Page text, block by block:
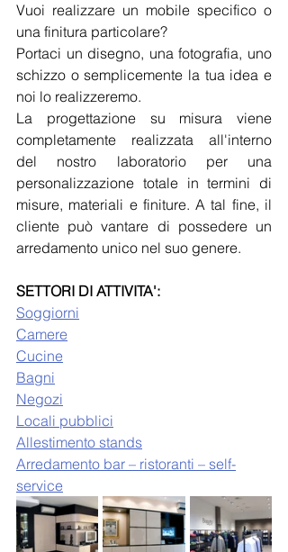
Vuoi realizzare un mobile specifico o
una finitura particolare?
Portaci un disegno, una fotografia, uno
schizzo o semplicemente la tua idea e
noi lo realizzeremo.
La progettazione su misura viene
completamente realizzata all'interno
del nostro laboratorio per una
personalizzazione totale in termini di
misure, materiali e finiture. A tal fine, il
cliente può vantare di possedere un
arredamento unico nel suo genere.
SETTORI DI ATTIVITA':
Soggiorni
Camere
Cucine
Bagni
Negozi
Locali pubblici
Allestimento stands
Arredamento bar – ristoranti – self-
service